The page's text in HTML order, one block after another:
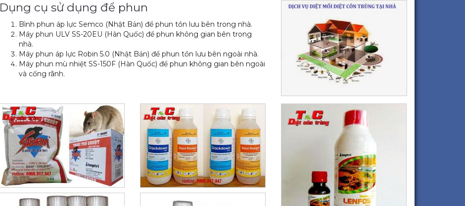
Dụng cụ sử dụng để phun
Bình phun áp lực Semco (Nhật Bản) để phun tồn lưu bên trong nhà.
Máy phun ULV SS-20EU (Hàn Quốc) để phun không gian bên trong
nhà.
Máy phun áp lực Robin 5.0 (Nhật Bản) để phun tồn lưu bên ngoài nhà.
Máy phun mù nhiệt SS-150F (Hàn Quốc) để phun không gian bên ngoài
và cống rãnh.